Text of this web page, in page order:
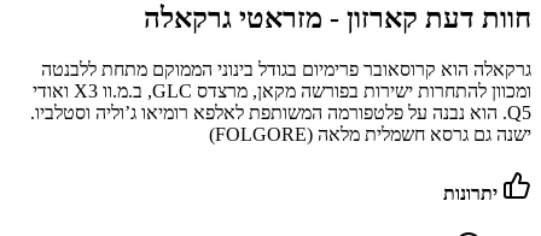
חוות דעת קארזון - מזראטי גרקאלה
גרקאלה הוא קרוסאובר פרימיום בגודל בינוני הממוקם מתחת ללבנטה
ומכוון להתחרות ישירות בפורשה מקאן, מרצדס GLC, ב.מ.וו X3 ואודי
Q5. הוא נבנה על פלטפורמה המשותפת לאלפא רומיאו ג’וליה וסטלביו.
ישנה גם גרסא חשמלית מלאה (FOLGORE)
יתרונות